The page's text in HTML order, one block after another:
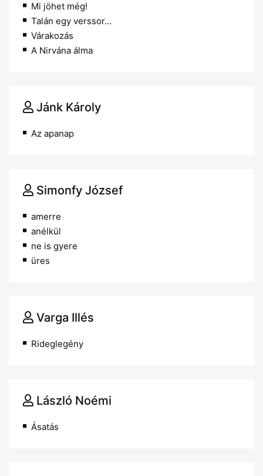
Mi jöhet még!
Talán egy verssor…
Várakozás
A Nirvána álma
Jánk Károly
Az apanap
Simonfy József
amerre
anélkül
ne is gyere
üres
Varga Illés
Rideglegény
László Noémi
Ásatás